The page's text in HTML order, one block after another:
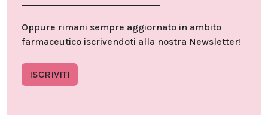
Oppure rimani sempre aggiornato in ambito
farmaceutico iscrivendoti alla nostra Newsletter!
ISCRIVITI